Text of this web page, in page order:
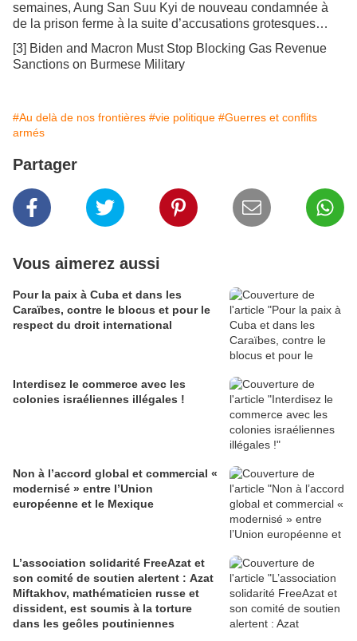
semaines, Aung San Suu Kyi de nouveau condamnée à
de la prison ferme à la suite d’accusations grotesques…
[3] Biden and Macron Must Stop Blocking Gas Revenue
Sanctions on Burmese Military
#Au delà de nos frontières #vie politique #Guerres et conflits
armés
Partager
Vous aimerez aussi
Pour la paix à Cuba et dans les
Caraïbes, contre le blocus et pour le
respect du droit international
Interdisez le commerce avec les
colonies israéliennes illégales !
Non à l’accord global et commercial «
modernisé » entre l’Union
européenne et le Mexique
L’association solidarité FreeAzat et
son comité de soutien alertent : Azat
Miftakhov, mathématicien russe et
dissident, est soumis à la torture
dans les geôles poutiniennes